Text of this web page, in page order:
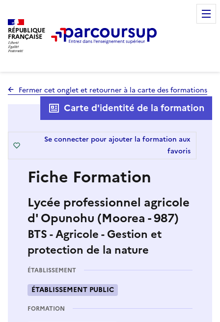
RÉPUBLIQUE
FRANÇAISE
Fermer cet onglet et retourner à la carte des formations
Fiche Formation
Lycée professionnel agricole
d' Opunohu (Moorea - 987)
BTS - Agricole - Gestion et
protection de la nature
Carte d'identité de la formation
Se connecter pour ajouter la formation aux
favoris
ÉTABLISSEMENT
ÉTABLISSEMENT PUBLIC
FORMATION